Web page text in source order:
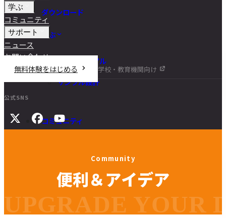
ダウンロード
学ぶ
チュートリアル
DIY講座
サンプル設計
コミュニティ
よくある質問
マニュアル
旧バージョンダウンロード
学ぶ
コミュニティ
サポート
ニュース
お問い合わせ
無料体験をはじめる
学校・教育機関向け
公式SNS
Co mmu nity
便利＆アイデア
UPGRADE YOUR